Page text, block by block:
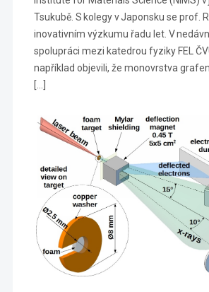
Tsukubě. S kolegy v Japonsku se prof.
inovativním výzkumu řadu let. V
spolupráci mezi katedrou fyziky FEL
například objevili, že monovrstva
[…]